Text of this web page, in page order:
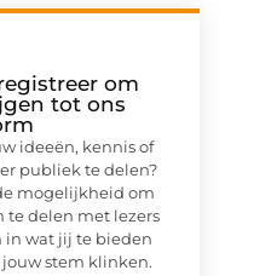
om
tot ons
ideeën, kennis of
publiek te delen?
mogelijkheid om
te delen met lezers
in wat jij te bieden
stem klinken.